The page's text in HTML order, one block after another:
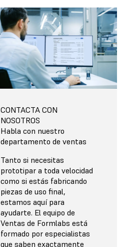
CONTACTA CON
NOSOTROS
Habla con nuestro
departamento de ventas
Tanto si necesitas
prototipar a toda velocidad
como si estás fabricando
piezas de uso final,
estamos aquí para
ayudarte. El equipo de
Ventas de Formlabs está
formado por especialistas
que saben exactamente